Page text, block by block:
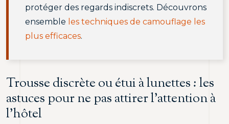
protéger des regards indiscrets. Découvrons
ensemble les techniques de camouflage les
plus efficaces.
Trousse discrète ou étui à lunettes : les
astuces pour ne pas attirer l’attention à
l’hôtel